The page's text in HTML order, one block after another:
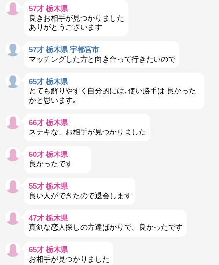
57才 栃木県
良きお相手が見つかりました
ありがとうございます
57才 栃木県 宇都宮市
マッチングした方と向き合って行きたいので
65才 栃木県
とても解りやすく自分的には､使い勝手は 良かった
かと思います｡
66才 栃木県
ステキな、お相手が見つかりました
50才 栃木県
良かったです
55才 栃木県
良い人ができたので退会します
47才 栃木県
真剣な恋人探しの方達ばかりで、良かったです
65才 栃木県
お相手が見つかりました